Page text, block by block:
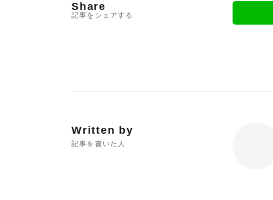
Share
記事をシェアする
Written by
記事を書いた人